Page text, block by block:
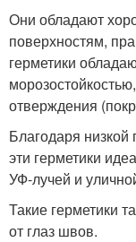
Они обладают
поверхностям,
герметики
отверждения
Благодаря
эти герметики
УФ-лучей и
Такие герметики
от глаз швов.